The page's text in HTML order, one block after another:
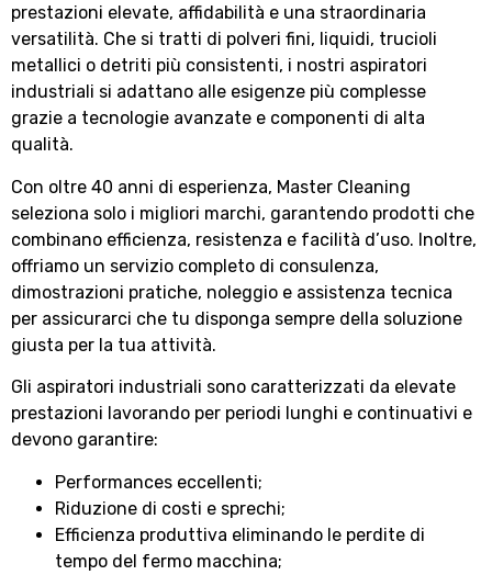
prestazioni elevate, affidabilità e una straordinaria
versatilità. Che si tratti di polveri fini, liquidi, trucioli
metallici o detriti più consistenti, i nostri aspiratori
industriali si adattano alle esigenze più complesse
grazie a tecnologie avanzate e componenti di alta
qualità.
Con oltre 40 anni di esperienza, Master Cleaning
seleziona solo i migliori marchi, garantendo prodotti che
combinano efficienza, resistenza e facilità d’uso. Inoltre,
offriamo un servizio completo di consulenza,
dimostrazioni pratiche, noleggio e assistenza tecnica
per assicurarci che tu disponga sempre della soluzione
giusta per la tua attività.
Gli aspiratori industriali sono caratterizzati da elevate
prestazioni lavorando per periodi lunghi e continuativi e
devono garantire:
Performances eccellenti;
Riduzione di costi e sprechi;
Efficienza produttiva eliminando le perdite di
tempo del fermo macchina;